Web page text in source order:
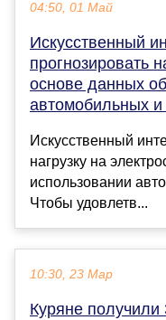
04:50, 01 Май
Искусственный
прогнозировать
основе данных
автомобильных
Искусственный
нагрузку на
использовании
Чтобы удовлетв...
10:30, 23 Мар
Куряне